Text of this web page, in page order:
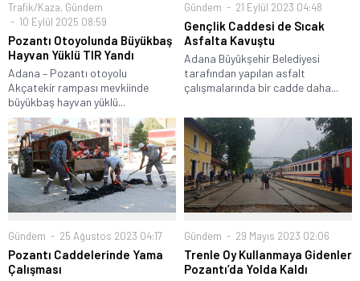
Trafik/Kaza, Gündem
10 Eylül 2025 08:59
Pozantı Otoyolunda Büyükbaş
Hayvan Yüklü TIR Yandı
Adana – Pozantı otoyolu
Akçatekir rampası mevkiinde
büyükbaş hayvan yüklü...
Gündem 21 Eylül 2023 04:48
Gençlik Caddesi de Sıcak
Asfalta Kavuştu
Adana Büyükşehir Belediyesi
tarafından yapılan asfalt
çalışmalarında bir cadde daha...
Gündem 25 Ağustos 2023 04:17
Pozantı Caddelerinde Yama
Çalışması
Gündem 29 Mayıs 2023 02:06
Trenle Oy Kullanmaya Gidenler
Pozantı’da Yolda Kaldı